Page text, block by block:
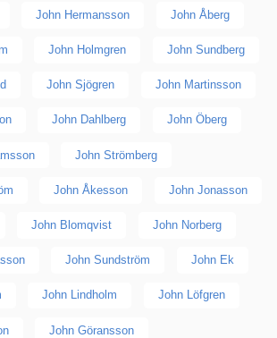
John Hermansson John Åberg
John Holmgren John Sundberg
John Sjögren John Martinsson
John Dahlberg John Öberg
John Strömberg
John Åkesson John Jonasson
John Blomqvist John Norberg
John Sundström John Ek
John Lindholm John Löfgren
John Göransson